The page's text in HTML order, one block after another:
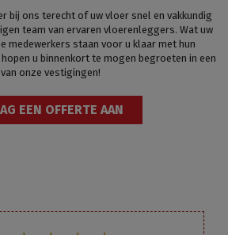
bij ons terecht of uw vloer snel en vakkundig
team van ervaren vloerenleggers. Wat uw
medewerkers staan voor u klaar met hun
u binnenkort te mogen begroeten in een
van onze vestigingen!
EEN OFFERTE AAN